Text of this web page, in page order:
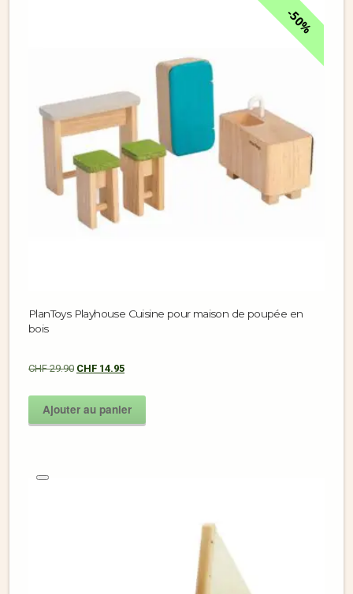
50%
PlanToys Playhouse Cuisine pour maison de poupée en
bois
CHF29.90 CHF 14.95
Ajouter au panier